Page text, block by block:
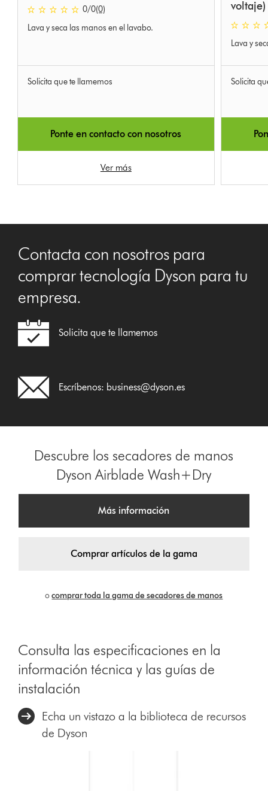
0 estrellas de 5 de 0 Ratings
0/0(0)
Lava y seca las manos en el lavabo.
Solicita que te llamemos
Ponte en contacto con nosotros
Ver más
voltaje)
0
Lava y
Solicita
Contacta con nosotros para
comprar tecnología Dyson para tu
empresa.
Solicita que te llamemos
Escríbenos: business@dyson.es
Descubre los secadores de manos
Dyson Airblade Wash+Dry
Más información
Comprar artículos de la gama
ocomprar toda la gama de secadores de manos
Consulta las especificaciones en la
información técnica y las guías de
instalación
Echa un vistazo a la biblioteca de recursos
de Dyson